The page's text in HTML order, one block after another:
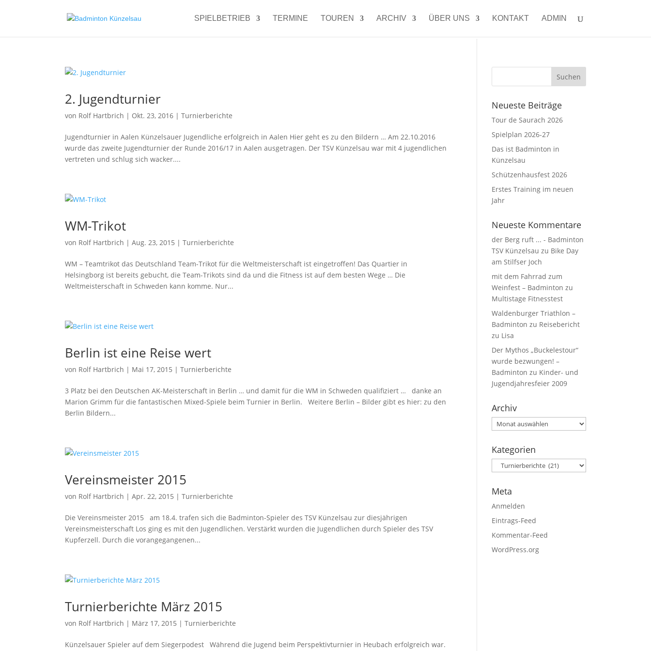
SPIELBETRIEB TERMINE TOUREN ARCHIV ÜBER UNS KONTAKT ADMIN
2. Jugendturnier
von Rolf Hartbrich | Okt. 23, 2016 |Turnierberichte
Jugendturnier in Aalen Künzelsauer Jugendliche erfolgreich in Aalen Hier geht es zu den Bildern … Am 22.10.2016
wurde das zweite Jugendturnier der Runde 2016/17 in Aalen ausgetragen. Der TSV Künzelsau war mit 4 jugendlichen
vertreten und schlug sich wacker....
WM-Trikot
von Rolf Hartbrich |Aug. 23, 2015 |Turnierberichte
WM – Teamtrikot das Deutschland Team-Trikot für die Weltmeisterschaft ist eingetroffen! Das Quartier in
Helsingborg ist bereits gebucht, die Team-Trikots sind da und die Fitness ist auf dem besten Wege … Die
Weltmeisterschaft in Schweden kann komme. Nur...
Berlin ist eine Reise wert
von Rolf Hartbrich | Mai 17, 2015 |Turnierberichte
3 Platz bei den Deutschen AK-Meisterschaft in Berlin … und damit für die WM in Schweden qualifiziert … danke an
Marion Grimm für die fantastischen Mixed-Spiele beim Turnier in Berlin. Weitere Berlin – Bilder gibt es hier: zu den
Berlin Bildern...
Vereinsmeister 2015
von Rolf Hartbrich |Apr. 22, 2015 |Turnierberichte
Die Vereinsmeister 2015 am 18.4. trafen sich die Badminton-Spieler des TSV Künzelsau zur diesjährigen
Vereinsmeisterschaft Los ging es mit den Jugendlichen. Verstärkt wurden die Jugendlichen durch Spieler des TSV
Kupferzell. Durch die vorangegangenen...
Turnierberichte März 2015
von Rolf Hartbrich | März 17, 2015 |Turnierberichte
Künzelsauer Spieler auf dem Siegerpodest Während die Jugend beim Perspektivturnier in Heubach erfolgreich war.
Neueste Beiträge
Tour de Saurach 2026
Spielplan 2026-27
Das ist Badminton in
Künzelsau
Schützenhausfest 2026
Erstes Training im neuen
Jahr
Neueste Kommentare
der Berg ruft ... - Badminton
TSV Künzelsau zu Bike Day
am Stilfser Joch
mit dem Fahrrad zum
Weinfest – Badminton zu
Multistage Fitnesstest
Waldenburger Triathlon –
Badminton zu Reisebericht
zu Lisa
Der Mythos „Buckelestour“
wurde bezwungen! –
Badminton zu Kinder- und
Jugendjahresfeier 2009
Archiv
Kategorien
Meta
Anmelden
Eintrags-Feed
Kommentar-Feed
WordPress.org